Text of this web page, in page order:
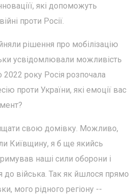
які допоможуть
проти Росії.
рішення про мобілізацію
усвідомлювали можливість
року Росія розпочала
проти України, які емоції вас
свою домівку. Можливо,
Київщину, я б ще якийсь
наші сили оборони і
до війська. Так як йшлося прямо
мого рідного регіону --